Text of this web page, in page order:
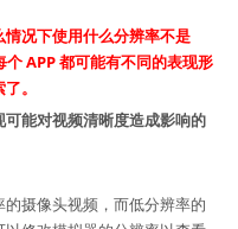
况下使用什么分辨率不是
APP 都可能有不同的表现形
。
能对视频清晰度造成影响的
摄像头视频，而低分辨率的